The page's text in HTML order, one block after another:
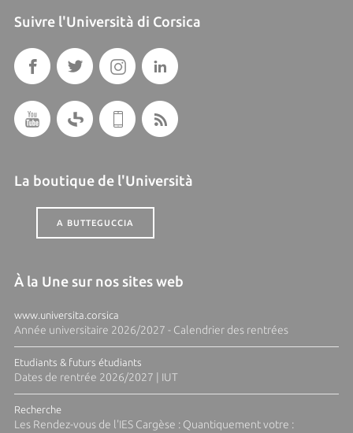
Suivre l'Università di Corsica
La boutique de l'Università
A BUTTEGUCCIA
À la Une sur nos sites web
www.universita.corsica
Année universitaire 2026/2027 - Calendrier des rentrées
Etudiants & futurs étudiants
Dates de rentrée 2026/2027 | IUT
Recherche
Les Rendez-vous de l'IES Cargèse : Quantiquement votre :